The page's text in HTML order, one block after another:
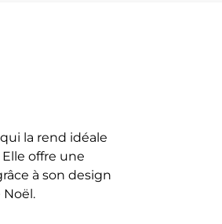
la rend idéale
offre une
à son design